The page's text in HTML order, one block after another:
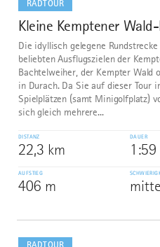
RADTOUR
6
Kleine Kemptener
Die idyllisch gelegene
beliebten Ausflugszielen der
Bachtelweiher, der Kempter Wald
in Durach. Da Sie auf dieser Tour
Spielplätzen (samt Minigolfplatz)
sich gleich mehrere...
DISTANZ
22,3 km
DAUER
1:59
AUFSTIEG
406 m
RADTOUR
dazu